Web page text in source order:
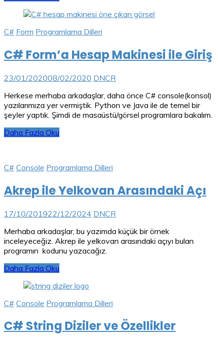
C# Form Programlama Dilleri
C# Form’a Hesap Makinesi ile Giriş
23/01/202008/02/2020 DNCR
Herkese merhaba arkadaşlar, daha önce C# console(konsol)
yazılarımıza yer vermiştik. Python ve Java ile de temel bir
şeyler yaptık. Şimdi de masaüstü/görsel programlara bakalım.
Daha Fazla Oku
C# Console Programlama Dilleri
Akrep ile Yelkovan Arasındaki Açı
17/10/201922/12/2024 DNCR
Merhaba arkadaşlar, bu yazımda küçük bir örnek
inceleyeceğiz. Akrep ile yelkovan arasındaki açıyı bulan
programın kodunu yazacağız.
Daha Fazla Oku
C# Console Programlama Dilleri
C# String Diziler ve Özellikler